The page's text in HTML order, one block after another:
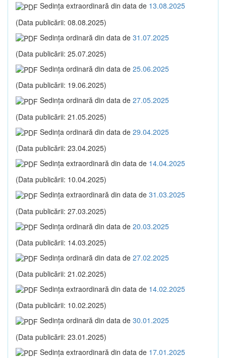
Sedinţa extraordinară din data de 13.08.2025
(Data publicării: 08.08.2025)
Sedinţa ordinară din data de 31.07.2025
(Data publicării: 25.07.2025)
Sedinţa ordinară din data de 25.06.2025
(Data publicării: 19.06.2025)
Sedinţa ordinară din data de 27.05.2025
(Data publicării: 21.05.2025)
Sedinţa ordinară din data de 29.04.2025
(Data publicării: 23.04.2025)
Sedinţa extraordinară din data de 14.04.2025
(Data publicării: 10.04.2025)
Sedinţa extraordinară din data de 31.03.2025
(Data publicării: 27.03.2025)
Sedinţa ordinară din data de 20.03.2025
(Data publicării: 14.03.2025)
Sedinţa ordinară din data de 27.02.2025
(Data publicării: 21.02.2025)
Sedinţa extraordinară din data de 14.02.2025
(Data publicării: 10.02.2025)
Sedinţa ordinară din data de 30.01.2025
(Data publicării: 23.01.2025)
Sedinţa extraordinară din data de 17.01.2025